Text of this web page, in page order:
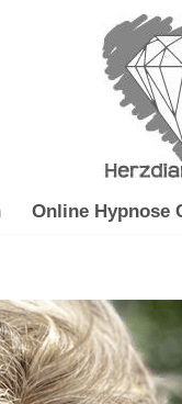
Online Hypnose